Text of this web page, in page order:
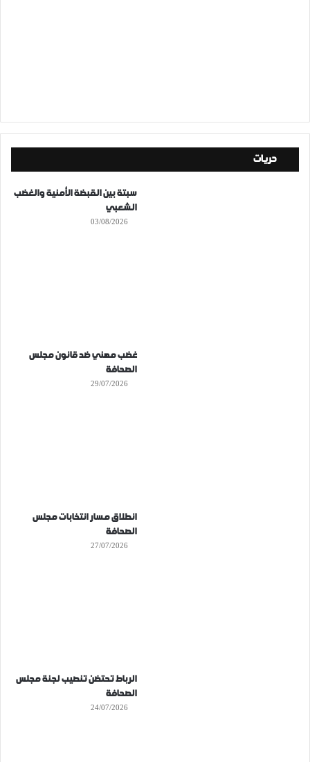
حريات
سبتة بين القبضة الأمنية والغضب
الشعبي
03/08/2026
غضب مهني ضد قانون مجلس
الصحافة
29/07/2026
انطلاق مسار انتخابات مجلس
الصحافة
27/07/2026
الرباط تحتضن تنصيب لجنة مجلس
الصحافة
24/07/2026